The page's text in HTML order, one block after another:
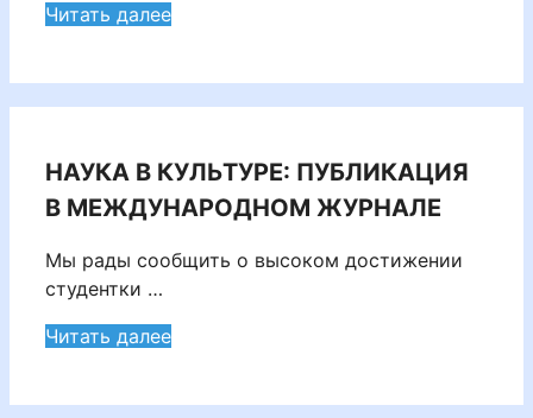
Читать далее
НАУКА В КУЛЬТУРЕ: ПУБЛИКАЦИЯ
В МЕЖДУНАРОДНОМ ЖУРНАЛЕ
Мы рады сообщить о высоком достижении
студентки …
Читать далее